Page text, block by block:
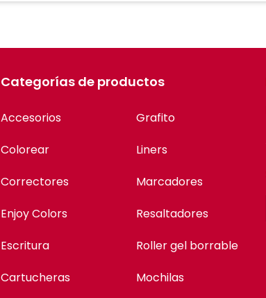
Categorías de productos
Accesorios
Colorear
Correctores
Enjoy Colors
Escritura
Cartucheras
Grafito
Liners
Marcadores
Resaltadores
Roller gel borrable
Mochilas